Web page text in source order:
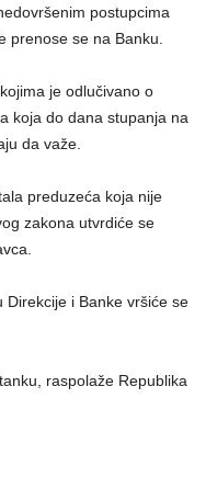
postupcima
prenose se na Banku.
je odlučivano o
koja do dana stupanja na
da važe.
preduzeća koja nije
zakona utvrdiće se
i Banke vršiće se
raspolaže Republika